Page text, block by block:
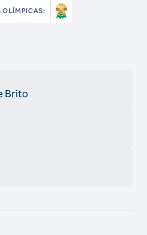
Brito